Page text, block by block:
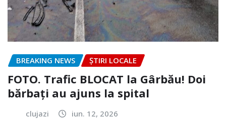
BREAKING NEWS ȘTIRI LOCALE
FOTO. Trafic BLOCAT la Gârbău! Doi
bărbați au ajuns la spital
clujazi iun. 12, 2026